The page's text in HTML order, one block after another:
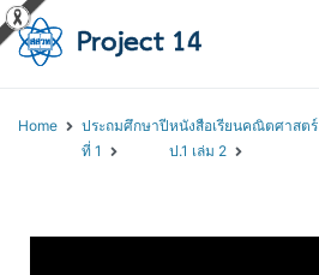
Home
ประถมศึกษาปี
ที่ 1
หนังสือเรียนคณิตศาสตร์
ป.1 เล่ม 2